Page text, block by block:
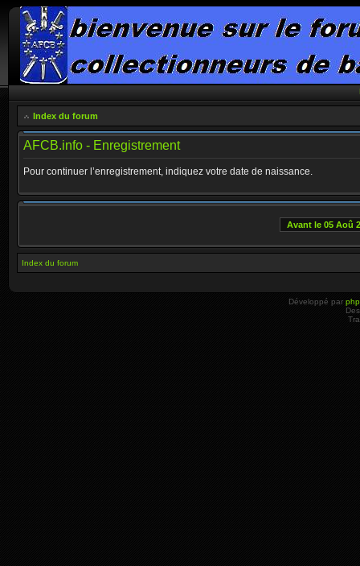
Index du forum
AFCB.info - Enregistrement
Pour continuer l’enregistrement, indiquez votre date de naissance.
Avant le 05 Aoû
Index du forum
Développé par